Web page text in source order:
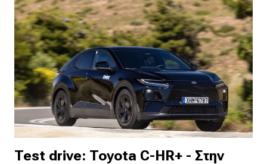
Test drive: Toyota C-HR+ - Στην